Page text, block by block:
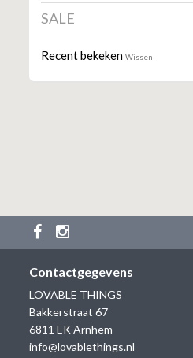
SALE
Recent bekeken Wissen
Contactgegevens
LOVABLE THINGS
Bakkerstraat 67
6811 EK Arnhem
info@lovablethings.nl